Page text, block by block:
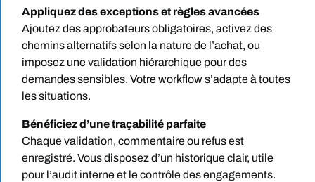
Appliquez des exceptions et règles avancées
Ajoutez des approbateurs obligatoires, activez des
chemins alternatifs selon la nature de l’achat, ou
imposez une validation hiérarchique pour des
demandes sensibles. Votre workflow s’adapte à toutes
les situations.
Bénéficiez d’une traçabilité parfaite
Chaque validation, commentaire ou refus est
enregistré. Vous disposez d’un historique clair, utile
pour l’audit interne et le contrôle des engagements.